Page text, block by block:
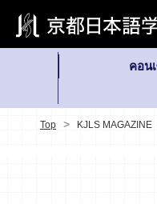
คอน
Top KJLS MAGAZINE